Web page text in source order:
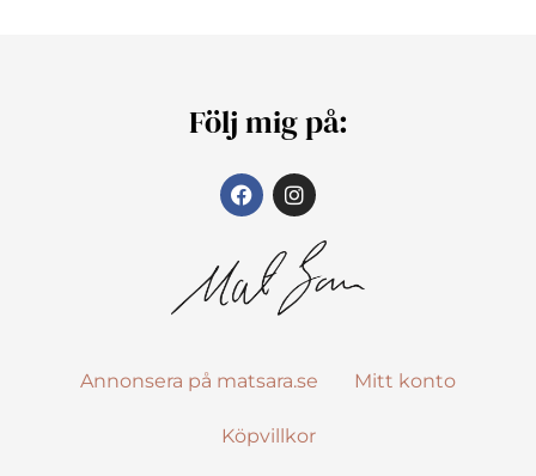
Följ mig på:
Annonsera på matsara.se Mitt konto
Köpvillkor